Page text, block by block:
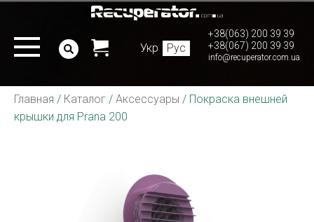
Укр Рус
+38(063) 200 39 39
+38(067) 200 39 39
info@recuperator.com.ua
Главная / Каталог / Аксессуары / Покраска внешней
крышки для Prana 200